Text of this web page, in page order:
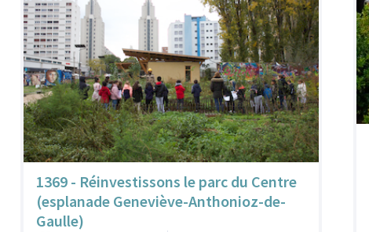
1369 - Réinvestissons le parc du Centre
(esplanade Geneviève-Anthonioz-de-
Gaulle)